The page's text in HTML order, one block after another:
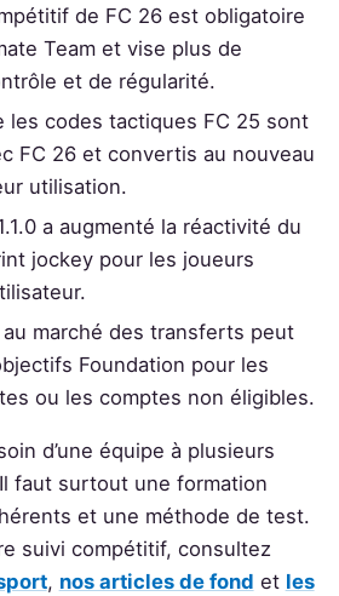
de FC 26 est obligatoire
Team et vise plus de
et de régularité.
les codes tactiques FC 25 sont
FC 26 et convertis au nouveau
utilisation.
a augmenté la réactivité du
jockey pour les joueurs
au marché des transferts peut
Foundation pour les
ou les comptes non éligibles.
d’une équipe à plusieurs
faut surtout une formation
et une méthode de test.
suivi compétitif, consultez
, nos articles de fond et les